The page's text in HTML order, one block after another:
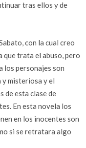
tras ellos y de
con la cual creo
que trata el abuso, pero
los personajes son
misteriosa y el
de esta clase de
En esta novela los
en los inocentes son
si se retratara algo